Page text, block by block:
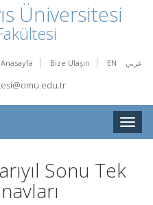
Üniversitesi
Anasayfa Bize Ulaşın EN عربي
Toggle
Sonu Tek